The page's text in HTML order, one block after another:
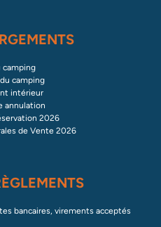
camping
camping
intérieur
annulation
2026
de Vente 2026
bancaires, virements acceptés